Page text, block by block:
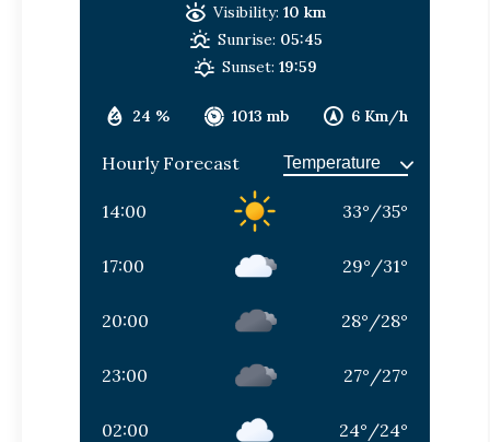
24 % 1013 mb 6 Km/h
Visibility: 10 km
Sunrise: 05:45
Sunset: 19:59
Hourly Forecast
14:00 33° /35°
17:00 29° /31°
20:00 28° /28°
23:00 27° /27°
02:00 24° /24°